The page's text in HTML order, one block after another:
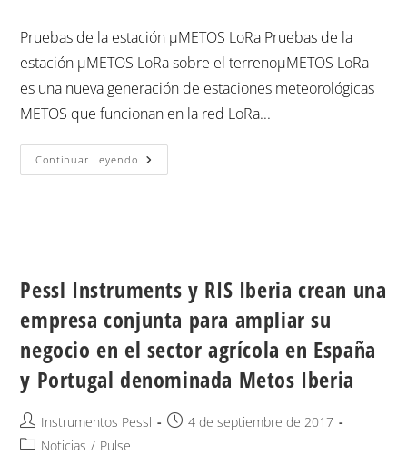
Pruebas de la estación µMETOS LoRa Pruebas de la
estación µMETOS LoRa sobre el terrenoµMETOS LoRa
es una nueva generación de estaciones meteorológicas
METOS que funcionan en la red LoRa...
Continuar Leyendo
Pessl Instruments y RIS Iberia crean una
empresa conjunta para ampliar su
negocio en el sector agrícola en España
y Portugal denominada Metos Iberia
Instrumentos Pessl
4 de septiembre de 2017
Noticias / Pulse